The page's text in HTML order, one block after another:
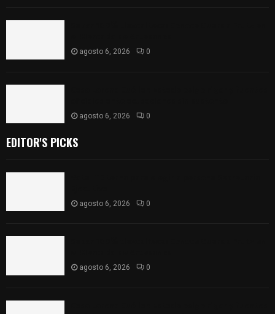
agosto 6, 2026 0
agosto 6, 2026 0
EDITOR'S PICKS
agosto 6, 2026 0
agosto 6, 2026 0